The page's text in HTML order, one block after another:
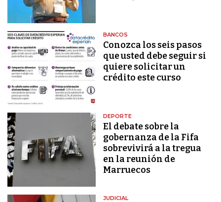
BANCOS
Conozca los seis pasos
que usted debe seguir si
quiere solicitar un
crédito este curso
DEPORTE
El debate sobre la
gobernanza de la Fifa
sobrevivirá a la tregua
en la reunión de
Marruecos
JUDICIAL